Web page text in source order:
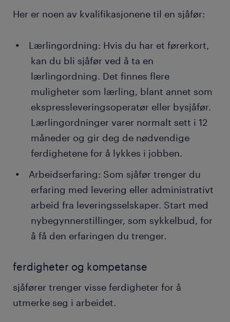
betaler ved levering (Cash on Delivery – COD),
enten via mobil, kort eller kontant, alt etter hva
slags rutiner selskapet har.
Hjelp med installasjon: Avhengig av hva du
leverer og hvor du jobber, kan du noen ganger
bistå med montering av produkter, for
eksempel møbler eller elektronikk.
mottatt og eventuelt betalt for varen, sørger du
for at de signerer leveringsdokumentene. I
noen selskaper brukes elektroniske
leveringsbevis (ePODs) for å dokumentere at
leveransen er fullført.
jobben
Ønsker du en fast stilling? En midlertidig jobb som
sjåfør kan ofte være et springbrett til en attraktiv
fast jobb. Hvert år får tusenvis av mennesker fast
ansettelse hos gode arbeidsgivere takket være en
midlertidig jobb formidlet gjennom Randstad. I
tillegg rekrutterer mange selskaper sine faste
ansatte direkte via Randstad!
Her er noen av kvalifikasjonene til en sjåfør:
Lærlingordning: Hvis du har et førerkort,
kan du bli sjåfør ved å ta en
lærlingordning. Det finnes flere
muligheter som lærling, blant annet som
ekspressleveringsoperatør eller bysjåfør.
Lærlingordninger varer normalt sett i 12
måneder og gir deg de nødvendige
ferdighetene for å lykkes i jobben.
Arbeidserfaring: Som sjåfør trenger du
erfaring med levering eller administrativt
arbeid fra leveringsselskaper. Start med
nybegynnerstillinger, som sykkelbud, for
å få den erfaringen du trenger.
ferdigheter og kompetanse
sjåfører trenger visse ferdigheter for å
utmerke seg i arbeidet.